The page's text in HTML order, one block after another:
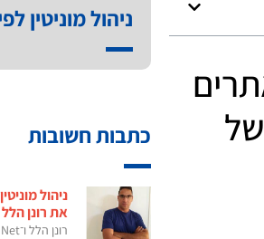
של
ניהול מוניטין
כתבות חשובות
ניהול
את רונן